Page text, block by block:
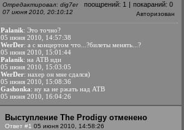
Отредактировал: dig7er
07 июня 2010, 20:10:12
поощрений: 1 | покараний: 0
Авторизован
Palanik: Это точно?
05 июня 2010, 14:57:38
WerDer: а с концертом что...?билеты менять...?
05 июня 2010, 15:01:44
Palanik: на ATB иди
05 июня 2010, 15:03:05
WerDer: нахер он мне сдался)
05 июня 2010, 15:08:36
Gashonka: ну ка не ржать над ATB
05 июня 2010, 16:04:26
Выступление The Prodigy отменено
Ответ #1 05 июня 2010, 14:58:26